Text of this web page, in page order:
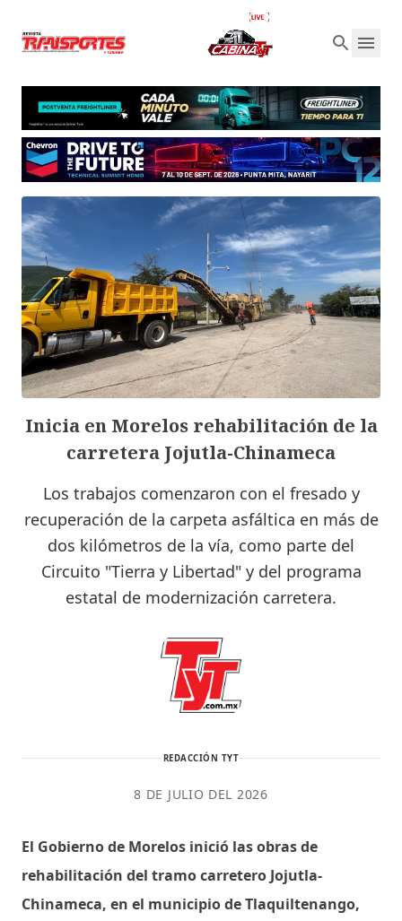
Inicia en Morelos rehabilitación de la
carretera Jojutla-Chinameca
Los trabajos comenzaron con el fresado y
recuperación de la carpeta asfáltica en más de
dos kilómetros de la vía, como parte del
Circuito "Tierra y Libertad" y del programa
estatal de modernización carretera.
REDACCIÓN TYT
8 DE JULIO DEL 2026
El Gobierno de Morelos inició las obras de
rehabilitación del tramo carretero Jojutla-
Chinameca, en el municipio de Tlaquiltenango,